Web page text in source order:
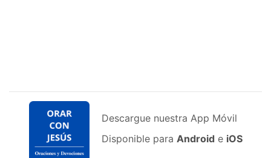
Descargue nuestra App Móvil
Disponible para Android e iOS